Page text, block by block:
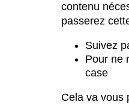
contenu
passerez
Suivez
Pour ne
case
Cela va vous